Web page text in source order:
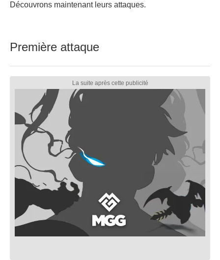
Découvrons maintenant leurs attaques.
Première attaque